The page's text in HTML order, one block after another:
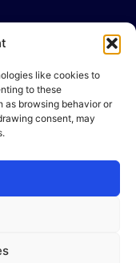
like cookies to
to these
as browsing behavior or
consent, may